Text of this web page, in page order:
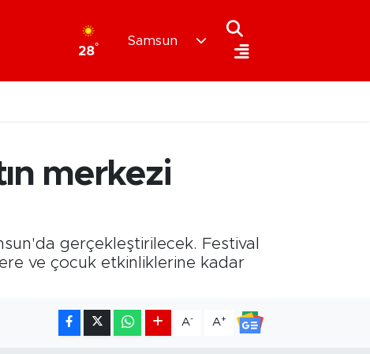
28°
Samsun
merkezi
gerçekleştirilecek. Festival
ve çocuk etkinliklerine kadar
A- A+